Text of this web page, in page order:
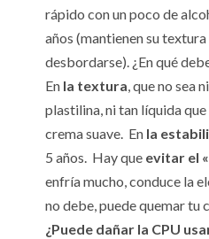
rápido con un poco de
años (mantienen su textura
desbordarse). ¿En qué
En la textura, que no sea
plastilina, ni tan líquida
crema suave. En la
5 años. Hay que evitar el
enfría mucho, conduce la
no debe, puede quemar tu
¿Puede dañar la CPU